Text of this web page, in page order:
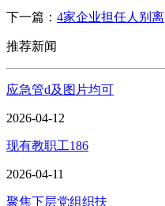
下一篇： 4家企业担任人别离
推荐新闻
应急管d及图片均可
2026-04-12
现有教职工186
2026-04-11
聚焦下层党组织扶